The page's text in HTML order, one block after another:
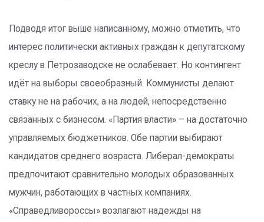
Подводя итог выше написанному, можно отметить, что
интерес политически активных граждан к депутатскому
креслу в Петрозаводске не ослабевает. Но контингент
идёт на выборы своеобразный. Коммунисты делают
ставку не на рабочих, а на людей, непосредственно
связанных с бизнесом. «Партия власти» – на достаточно
управляемых бюджетников. Обе партии выбирают
кандидатов среднего возраста. Либерал-демократы
предпочитают сравнительно молодых образованных
мужчин, работающих в частных компаниях.
«Справедливороссы» возлагают надежды на